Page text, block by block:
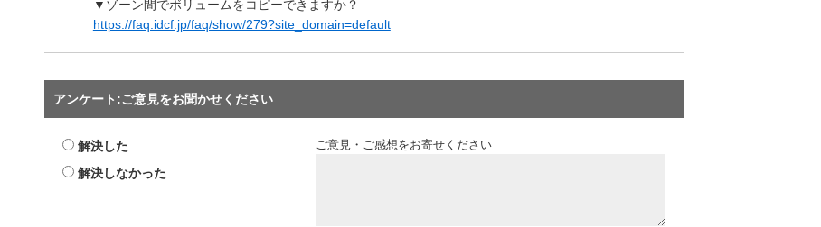
▼ゾーン間でボリュームをコピーできますか？
https://faq.idcf.jp/faq/show/279?site_domain=default
アンケート:ご意見をお聞かせください
解決した
解決しなかった
ご意見・ご感想をお寄せください